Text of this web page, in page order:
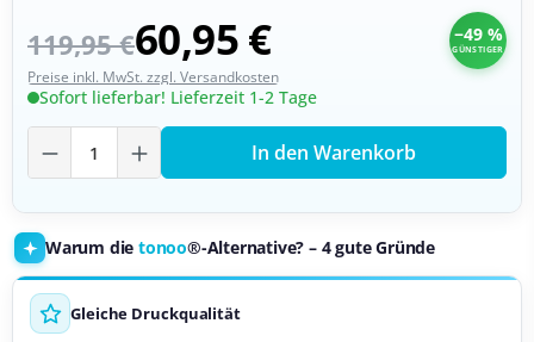
119,95 €60,95 € −49 %
GÜNSTIGER
Preise inkl. MwSt. zzgl. Versandkosten
Sofort lieferbar! Lieferzeit 1-2 Tage
Produkt Anzahl: Gib den gewünschten
In den Warenkorb
Warum die tonoo®-Alternative? – 4 gute Gründe
Gleiche Druckqualität